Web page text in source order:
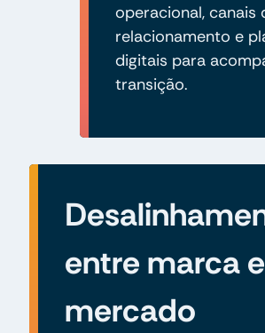
operacional, canais
relacionamento e
digitais para
transição.
entre marca e
mercado